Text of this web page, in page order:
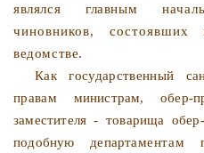
являлся главным
чиновников,
ведомстве.
Как государственный
правам министрам,
заместителя - то­варища
подобную департа­ментам